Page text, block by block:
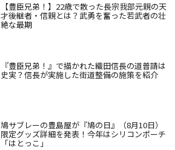
【豊臣兄弟！】22歳で散った長宗我部元親の天
才後継者・信親とは？武勇を奮った若武者の壮
絶な最期
『豊臣兄弟！』で描かれた織田信長の道普請は
史実？信長が実施した街道整備の施策を紹介
鳩サブレーの豊島屋が『鳩の日』（8月10日）
限定グッズ詳細を発表！今年はシリコンポーチ
「はとっこ」